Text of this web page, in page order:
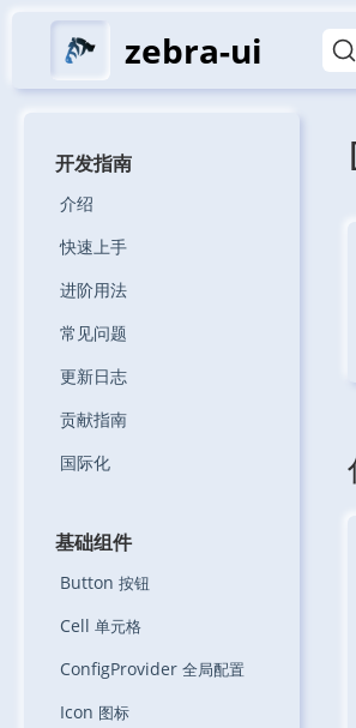
zebra-ui
开发指南
介绍
快速上手
进阶用法
常见问题
更新日志
贡献指南
国际化
基础组件
Button 按钮
Cell 单元格
ConfigProvider 全局配置
Icon 图标